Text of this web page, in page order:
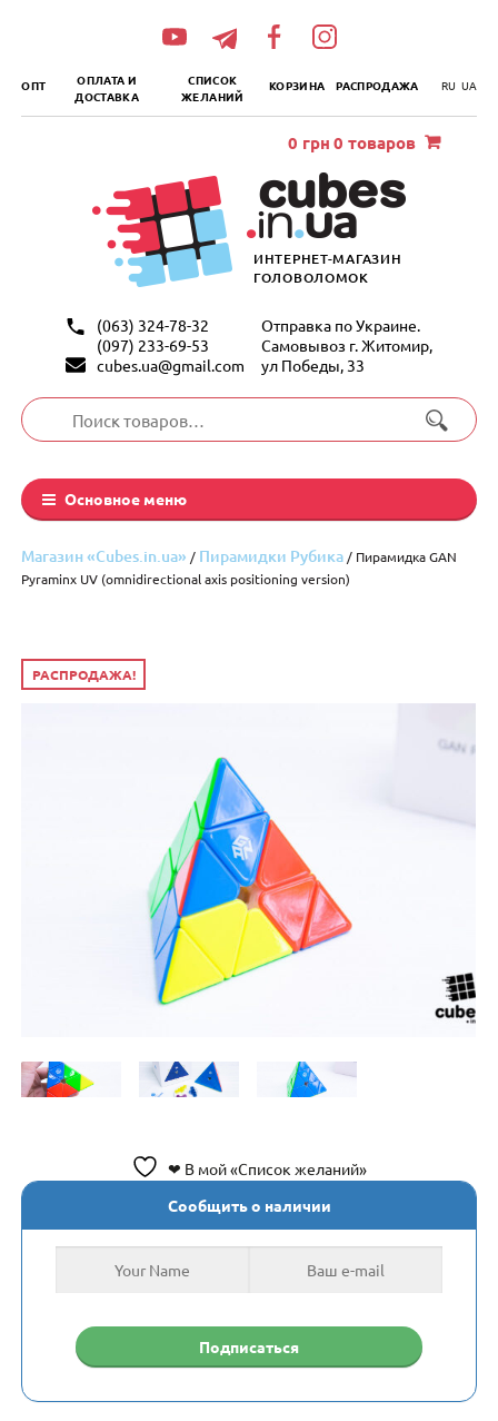
ОПТ
ОПЛАТА И
ДОСТАВКА
СПИСОК
ЖЕЛАНИЙ
КОРЗИНА РАСПРОДАЖА RU UA
ИНТЕРНЕТ-МАГАЗИН
ГОЛОВОЛОМОК
(063) 324-78-32
(097) 233-69-53
cubes.ua@gmail.com
Отправка по Украине.
Самовывоз г. Житомир,
ул Победы, 33
Искать:
Основное меню
0 грн 0 товаров
Магазин «Cubes.in.ua» / Пирамидки Рубика / Пирамидка GAN
Pyraminx UV (omnidirectional axis positioning version)
РАСПРОДАЖА!
❤ В мой «Список желаний»
Сообщить о наличии